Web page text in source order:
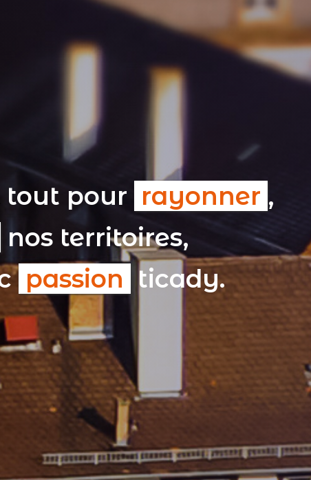
tout pour rayonner ,
nos territoires,
passion ticady.